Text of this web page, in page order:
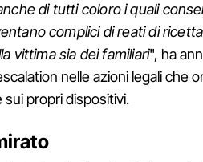
di tutti coloro i quali
complici di reati di
vittima sia dei familiari", ha
nelle azioni legali che
sui propri dispositivi.